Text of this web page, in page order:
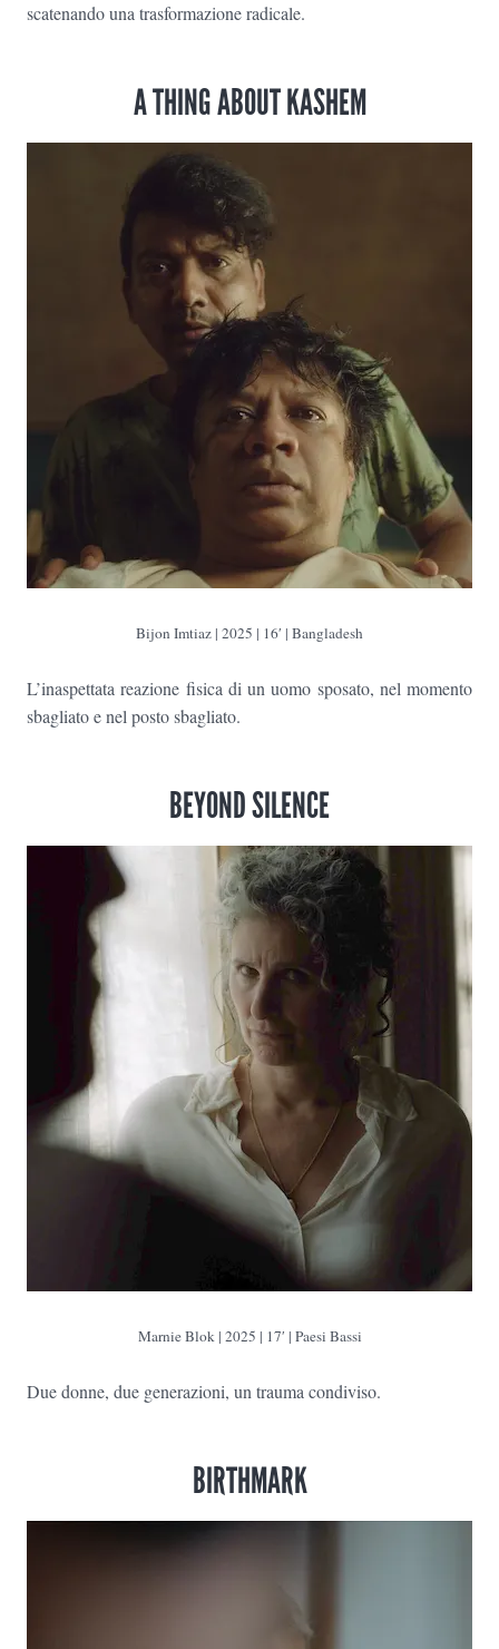
scatenando una trasformazione radicale.
A THING ABOUT KASHEM
Bijon Imtiaz | 2025 | 16′ | Bangladesh
L’inaspettata reazione fisica di un uomo sposato, nel momento
sbagliato e nel posto sbagliato.
BEYOND SILENCE
Marnie Blok | 2025 | 17′ | Paesi Bassi
Due donne, due generazioni, un trauma condiviso.
BIRTHMARK